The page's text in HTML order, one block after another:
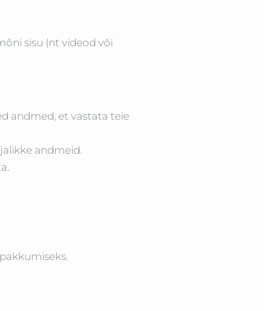
sisu (nt videod või
andmed, et vastata teie
andmeid.